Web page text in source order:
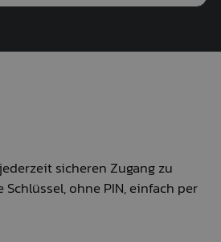
sicheren Zugang zu
ohne PIN, einfach per